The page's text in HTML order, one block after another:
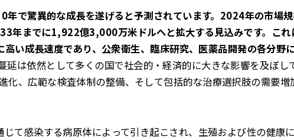
年で驚異的な成長を遂げると予測されています。2024年の市場
年までに1,922億3,000万米ドルへと拡大する見込みです。これ
い成長速度であり、公衆衛生、臨床研究、医薬品開発の各分野
延は依然として多くの国で社会的・経済的に大きな影響を及ぼし
化、広範な検査体制の整備、そして包括的な治療選択肢の需要増
て感染する病原体によって引き起こされ、生殖および性の健康